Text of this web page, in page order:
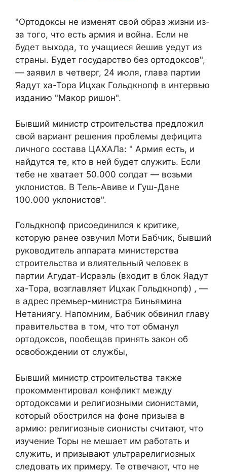
"Ортодоксы не изменят свой образ жизни из-
за того, что есть армия и война. Если не
будет выхода, то учащиеся йешив уедут из
страны. Будет государство без ортодоксов",
— заявил в четверг, 24 июля, глава партии
Яадут ха-Тора Ицхак Гольдкнопф в интервью
изданию "Макор ришон".
Бывший министр строительства предложил
свой вариант решения проблемы дефицита
личного состава ЦАХАЛа: " Армия есть, и
найдутся те, кто в ней будет служить. Если
тебе не хватает 50.000 солдат — возьми
уклонистов. В Тель-Авиве и Гуш-Дане
100.000 уклонистов".
Гольдкнопф присоединился к критике,
которую ранее озвучил Моти Бабчик, бывший
руководитель аппарата министерства
строительства и влиятельный человек в
партии Агудат-Исраэль (входит в блок Яадут
ха-Тора, возглавляет Ицхак Гольдкнопф) , —
в адрес премьер-министра Биньямина
Нетаниягу. Напомним, Бабчик обвинил главу
правительства в том, что тот обманул
ортодоксов, пообещав принять закон об
освобождении от службы,
Бывший министр строительства также
прокомментировал конфликт между
ортодоксами и религиозными сионистами,
который обострился на фоне призыва в
армию: религиозные сионисты считают, что
изучение Торы не мешает им работать и
служить, и призывают ультрарелигиозных
следовать их примеру. Те отвечают, что не